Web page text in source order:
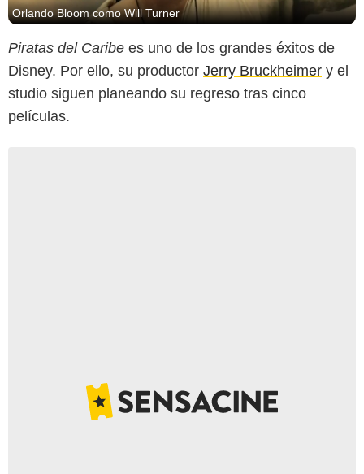
Orlando Bloom como Will Turner
Piratas del Caribe es uno de los grandes éxitos de
Disney. Por ello, su productor Jerry Bruckheimer y el
studio siguen planeando su regreso tras cinco
películas.